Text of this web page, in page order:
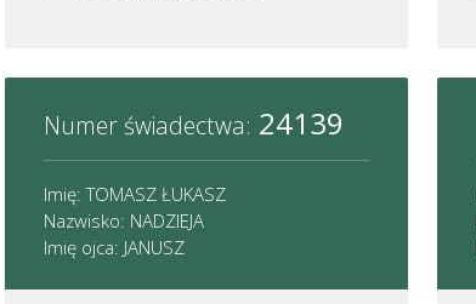
Numer świadectwa: 24139
Imię: TOMASZ ŁUKASZ
Nazwisko: NADZIEJA
Imię ojca: JANUSZ